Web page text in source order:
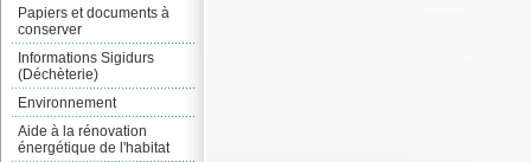
Papiers et documents à
conserver
Informations Sigidurs
(Déchèterie)
Environnement
Aide à la rénovation
énergétique de l'habitat